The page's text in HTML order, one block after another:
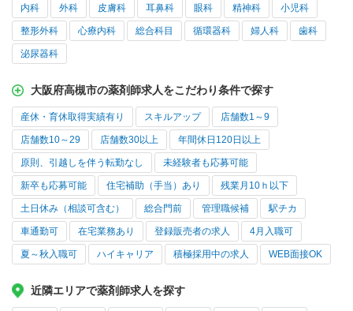
内科 外科 皮膚科 耳鼻科 眼科 精神科 小児科
整形外科 心療内科 総合科目 循環器科 婦人科 歯科
泌尿器科
大阪府高槻市の薬剤師求人をこだわり条件で探す
産休・育休取得実績有り スキルアップ 店舗数1～9
店舗数10～29 店舗数30以上 年間休日120日以上
原則、引越しを伴う転勤なし 未経験者も応募可能
新卒も応募可能 住宅補助（手当）あり 残業月10ｈ以下
土日休み（相談可含む） 総合門前 管理職候補 駅チカ
車通勤可 在宅業務あり 登録販売者の求人 4月入職可
夏～秋入職可 ハイキャリア 積極採用中の求人 WEB面接OK
近隣エリアで薬剤師求人を探す